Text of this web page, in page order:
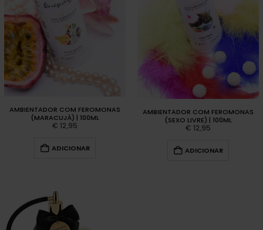
AMBIENTADOR COM FEROMONAS
(MARACUJÁ) | 100ML
€ 12,95
ADICIONAR
AMBIENTADOR COM FEROMONAS
(SEXO LIVRE) | 100ML
€ 12,95
ADICIONAR